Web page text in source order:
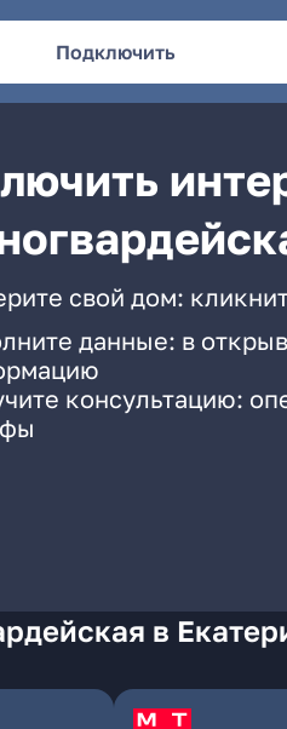
Подключить
свой дом:
данные: в
консультацию:
в